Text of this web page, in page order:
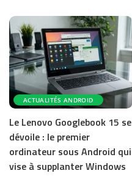
ACTUALITÉS ANDROID
Le Lenovo Googlebook 15 se
dévoile : le premier
ordinateur sous Android qui
vise à supplanter Windows